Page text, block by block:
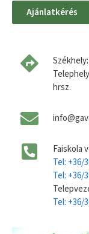
Ajánlatkérés
hrsz.
Faiskola
Tel: +36/
Tel: +36/
Tel: +36/